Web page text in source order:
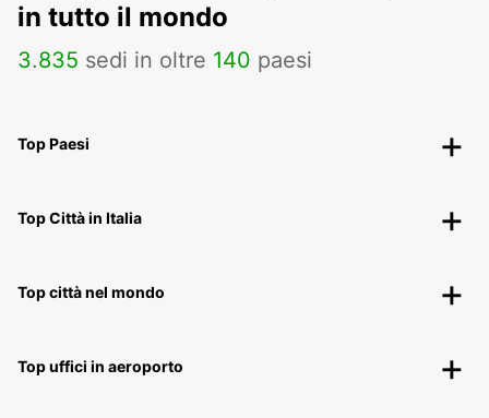
in tutto il mondo
3.835 sedi in oltre 140 paesi
Top Paesi
Top Città in Italia
Top città nel mondo
Top uffici in aeroporto